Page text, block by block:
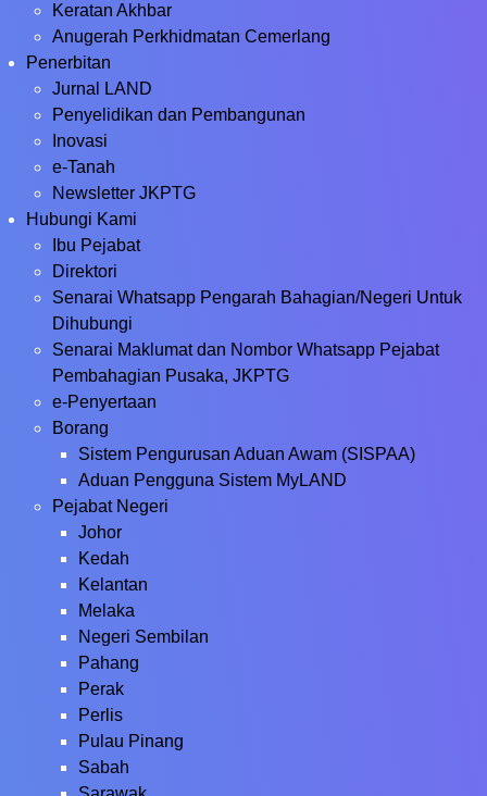
Keratan Akhbar
Anugerah Perkhidmatan Cemerlang
Penerbitan
Jurnal LAND
Penyelidikan dan Pembangunan
Inovasi
e-Tanah
Newsletter JKPTG
Hubungi Kami
Ibu Pejabat
Direktori
Senarai Whatsapp Pengarah Bahagian/Negeri Untuk
Dihubungi
Senarai Maklumat dan Nombor Whatsapp Pejabat
Pembahagian Pusaka, JKPTG
e-Penyertaan
Borang
Sistem Pengurusan Aduan Awam (SISPAA)
Aduan Pengguna Sistem MyLAND
Pejabat Negeri
Johor
Kedah
Kelantan
Melaka
Negeri Sembilan
Pahang
Perak
Perlis
Pulau Pinang
Sabah